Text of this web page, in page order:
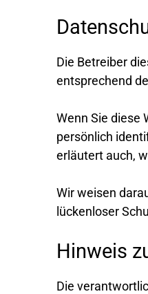
Die Betreiber
entsprechend
Wenn Sie diese
persönlich
erläutert auch,
Wir weisen
lückenloser
Hinweis
Die